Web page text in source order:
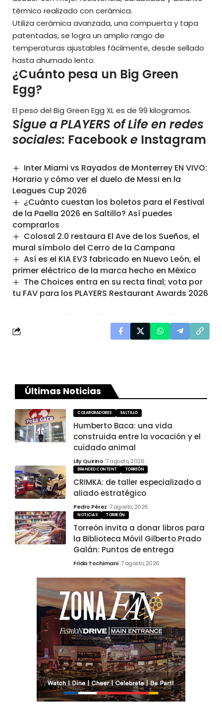
térmico realizado con cerámica.
Utiliza cerámica avanzada, una compuerta y tapa
patentadas, se logra un amplio rango de
temperaturas ajustables fácilmente, desde sellado
hasta ahumado lento.
¿Cuánto pesa un Big Green
Egg?
El peso del Big Green Egg XL es de 99 kilogramos.
Sigue a PLAYERS of Life en redes
sociales: Facebooke Instagram
Inter Miami vs Rayados de Monterrey EN VIVO:
Horario y cómo ver el duelo de Messi en la
Leagues Cup 2026
¿Cuánto cuestan los boletos para el Festival
de la Paella 2026 en Saltillo? Así puedes
comprarlos
Colosal 2.0 restaura El Ave de los Sueños, el
mural símbolo del Cerro de la Campana
Así es el KIA EV3 fabricado en Nuevo León, el
primer eléctrico de la marca hecho en México
The Choices entra en su recta final; vota por
tu FAV para los PLAYERS Restaurant Awards 2026
Últimas Noticias
COLABORADORES SALTILLO
Humberto Baca: una vida
construida entre la vocación y el
cuidado animal
Lily Quirino 7 agosto, 2026
BRANDED CONTENT TORREÓN
CRIMKA: de taller especializado a
aliado estratégico
Pedro Pérez 7 agosto, 2026
NOTICIAS TORREÓN
Torreón invita a donar libros para
la Biblioteca Móvil Gilberto Prado
Galán: Puntos de entrega
Frida Tochimani 7 agosto, 2026